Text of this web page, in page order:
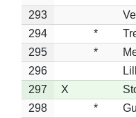
293
294
*
295
*
296
297
X
298
*